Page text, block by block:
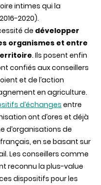
intimes qui la
2020).
de développer
organismes et entre
. Ils posent enfin
confiés aux conseillers
et de l’action
en agriculture.
d’échanges entre
ont d’ores et déjà
d’organisations de
en se basant sur
Les conseillers comme
reconnu la plus-value
dispositifs pour les